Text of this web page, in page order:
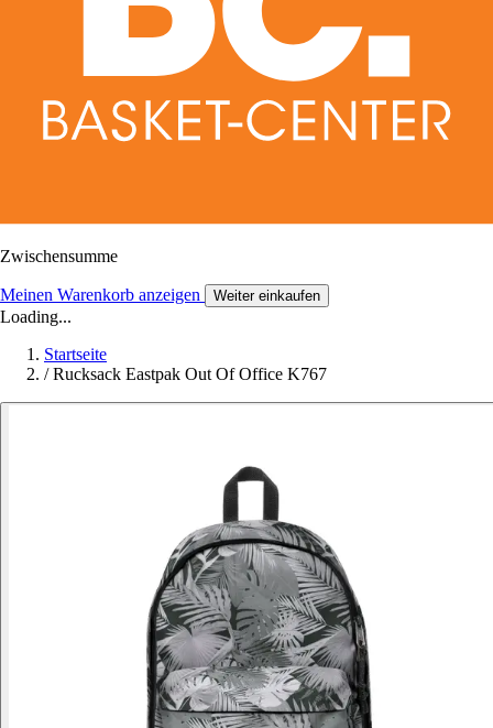
Zwischensumme
Meinen Warenkorb anzeigen Weiter einkaufen
Loading...
Startseite
/ Rucksack Eastpak Out Of Office K767